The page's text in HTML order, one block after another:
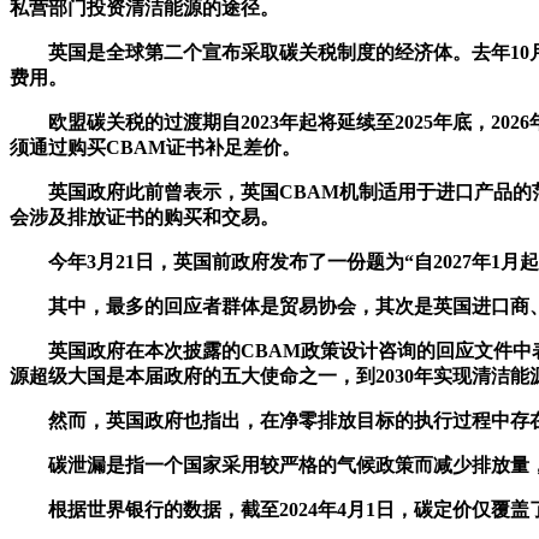
私营部门投资清洁能源的途径。
英国是全球第二个宣布采取碳关税制度的经济体。去年10
费用。
欧盟碳关税的过渡期自2023年起将延续至2025年底，2026
须通过购买CBAM证书补足差价。
英国政府此前曾表示，英国CBAM机制适用于进口产品的
会涉及排放证书的购买和交易。
今年3月21日，英国前政府发布了一份题为“自2027年1月
其中，最多的回应者群体是贸易协会，其次是英国进口商
英国政府在本次披露的CBAM政策设计咨询的回应文件中
源超级大国是本届政府的五大使命之一，到2030年实现清洁
然而，英国政府也指出，在净零排放目标的执行过程中存
碳泄漏是指一个国家采用较严格的气候政策而减少排放量
根据世界银行的数据，截至2024年4月1日，碳定价仅覆盖